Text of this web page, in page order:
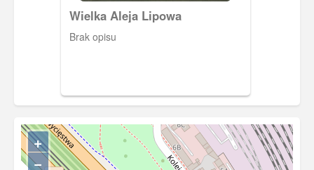
Wielka Aleja Lipowa
Brak opisu
+
−